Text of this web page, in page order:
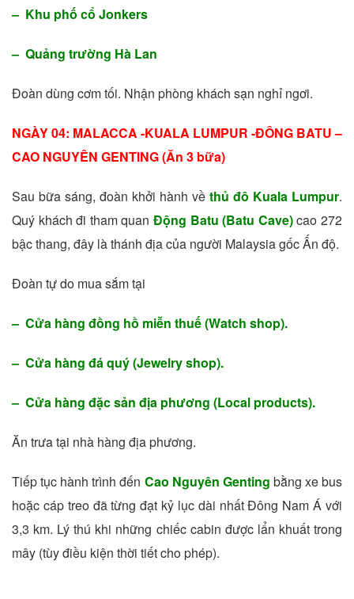
– Khu phố cổ Jonkers
– Quảng trường Hà Lan
Đoàn dùng cơm tối. Nhận phòng khách sạn nghỉ ngơi.
NGÀY 04: MALACCA -KUALA LUMPUR -ĐÔNG BATU –
CAO NGUYÊN GENTING (Ăn 3 bữa)
Sau bữa sáng, đoàn khởi hành về thủ đô Kuala Lumpur.
Quý khách đi tham quan Động Batu (Batu Cave) cao 272
bậc thang, đây là thánh địa của người Malaysia gốc Ấn độ.
Đoàn tự do mua sắm tại
– Cửa hàng đồng hồ miễn thuế (Watch shop).
– Cửa hàng đá quý (Jewelry shop).
– Cửa hàng đặc sản địa phương (Local products).
Ăn trưa tại nhà hàng địa phương.
Tiếp tục hành trình đến Cao Nguyên Genting bằng xe bus
hoặc cáp treo đã từng đạt kỷ lục dài nhất Đông Nam Á với
3,3 km. Lý thú khi những chiếc cabin được lẩn khuất trong
mây (tùy điều kiện thời tiết cho phép).